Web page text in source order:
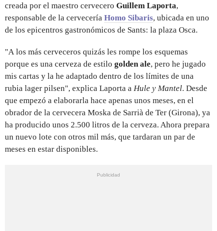
creada por el maestro cervecero Guillem Laporta,
responsable de la cervecería Homo Sibaris, ubicada en uno
de los epicentros gastronómicos de Sants: la plaza Osca.
"A los más cerveceros quizás les rompe los esquemas
porque es una cerveza de estilo golden ale, pero he jugado
mis cartas y la he adaptado dentro de los límites de una
rubia lager pilsen", explica Laporta a Hule y Mantel. Desde
que empezó a elaborarla hace apenas unos meses, en el
obrador de la cervecera Moska de Sarrià de Ter (Girona), ya
ha producido unos 2.500 litros de la cerveza. Ahora prepara
un nuevo lote con otros mil más, que tardaran un par de
meses en estar disponibles.